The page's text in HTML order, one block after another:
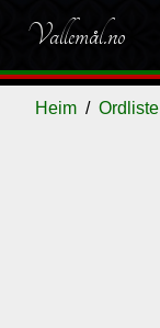
Vallemål.no
Heim Ordliste